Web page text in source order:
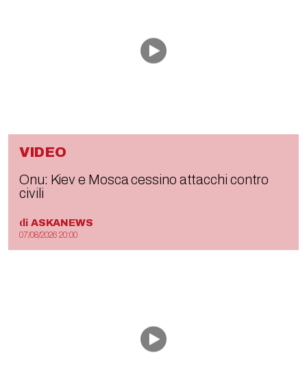
VIDEO
Onu: Kiev e Mosca cessino attacchi contro
civili
di ASKANEWS
07/08/2026 20:00